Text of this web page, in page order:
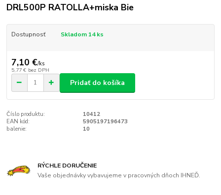
DRL500P RATOLLA+miska Bie
Dostupnosť Skladom 14 ks
7,10 €/ks
5,77 € bez DPH
Pridať do košíka
Číslo produktu:
10412
EAN kód:
5905197196473
balenie:
10
RÝCHLE DORUČENIE
Vaše objednávky vybavujeme v pracovných dňoch IHNEĎ.